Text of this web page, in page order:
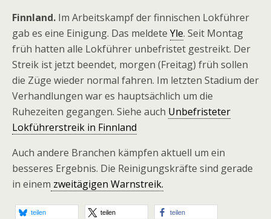
Finnland. Im Arbeitskampf der finnischen Lokführer
gab es eine Einigung. Das meldete Yle. Seit Montag
früh hatten alle Lokführer unbefristet gestreikt. Der
Streik ist jetzt beendet, morgen (Freitag) früh sollen
die Züge wieder normal fahren. Im letzten Stadium der
Verhandlungen war es hauptsächlich um die
Ruhezeiten gegangen. Siehe auch Unbefristeter
Lokführerstreik in Finnland
Auch andere Branchen kämpfen aktuell um ein
besseres Ergebnis. Die Reinigungskräfte sind gerade
in einem zweitägigen Warnstreik.
teilen teilen teilen